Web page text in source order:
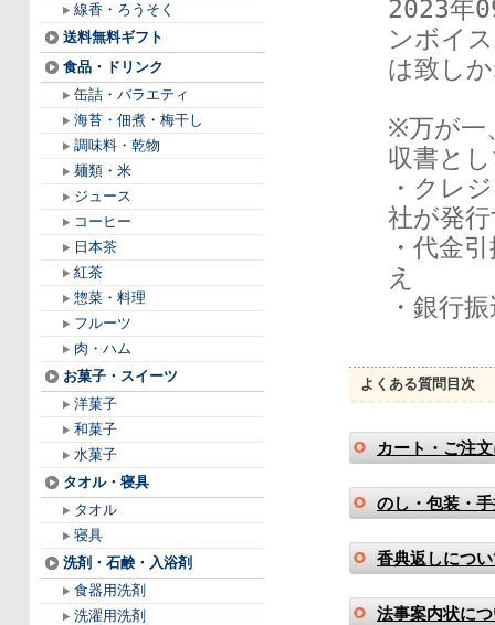
線香・ろうそく
送料無料ギフト
食品・ドリンク
缶詰・バラエティ
海苔・佃煮・梅干し
調味料・乾物
麺類・米
ジュース
コーヒー
日本茶
紅茶
惣菜・料理
フルーツ
肉・ハム
お菓子・スイーツ
洋菓子
和菓子
水菓子
タオル・寝具
タオル
寝具
洗剤・石鹸・入浴剤
食器用洗剤
洗濯用洗剤
2023年
ンボイ
は致し
※万が一
収書と
・クレ
社が発
・代金
え
・銀行
よくある質問目次
カート・ご注
のし・包装・
香典返しにつ
法事案内状に